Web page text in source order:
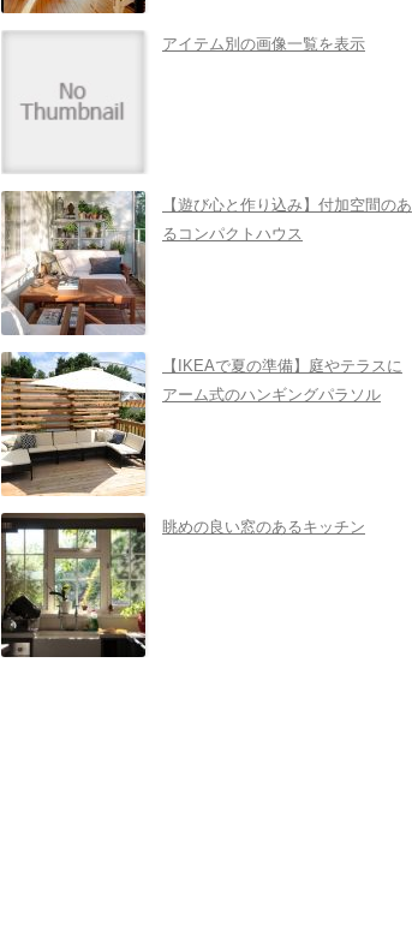
アイテム別の画像一覧を表示
【遊び心と作り込み】付加空間のあ
るコンパクトハウス
【IKEAで夏の準備】庭やテラスに
アーム式のハンギングパラソル
眺めの良い窓のあるキッチン